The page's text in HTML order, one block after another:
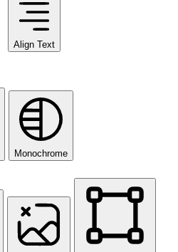
Align Text
Monochrome